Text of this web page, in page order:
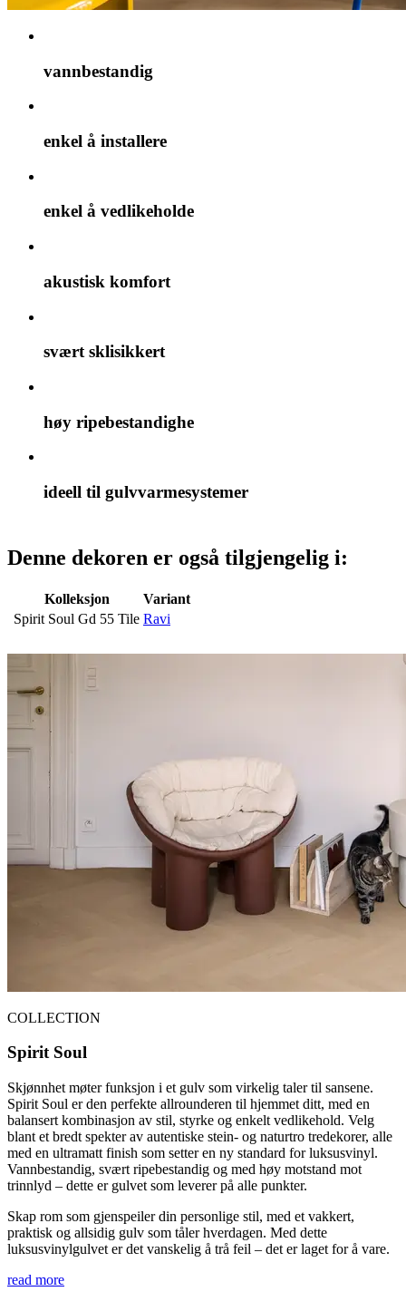
vannbestandig
enkel å installere
enkel å vedlikeholde
akustisk komfort
svært sklisikkert
høy ripebestandighe
ideell til gulvvarmesystemer
Denne dekoren er også tilgjengelig i:
Kolleksjon
Variant
Spirit Soul Gd 55 Tile Ravi
COLLECTION
Spirit Soul
Skjønnhet møter funksjon i et gulv som virkelig taler til sansene.
Spirit Soul er den perfekte allrounderen til hjemmet ditt, med en
balansert kombinasjon av stil, styrke og enkelt vedlikehold. Velg
blant et bredt spekter av autentiske stein- og naturtro tredekorer, alle
med en ultramatt finish som setter en ny standard for luksusvinyl.
Vannbestandig, svært ripebestandig og med høy motstand mot
trinnlyd – dette er gulvet som leverer på alle punkter.
Skap rom som gjenspeiler din personlige stil, med et vakkert,
praktisk og allsidig gulv som tåler hverdagen. Med dette
luksusvinylgulvet er det vanskelig å trå feil – det er laget for å vare.
read more